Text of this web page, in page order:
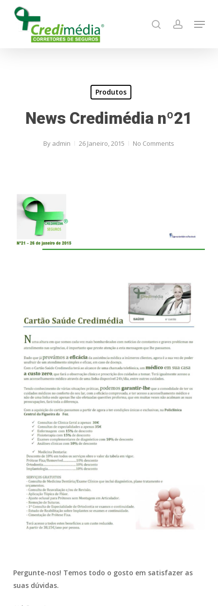
search account
Menu
Produtos
News Credimédia nº21
By admin 26 Janeiro, 2015 No Comments
Pergunte-nos! Temos todo o gosto em satisfazer as
suas dúvidas.